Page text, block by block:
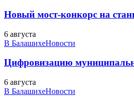
Новый мост-конкорс на
6 августа
В БалашихеНовости
Цифровизацию
6 августа
В БалашихеНовости